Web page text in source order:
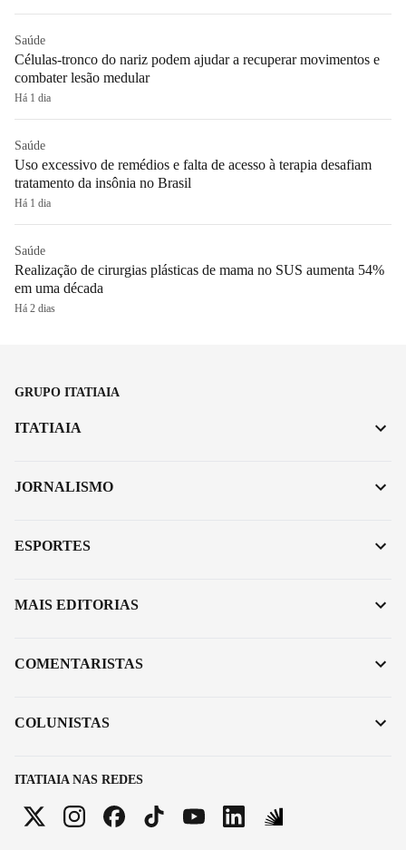
Saúde
Células-tronco do nariz podem ajudar a recuperar movimentos e
combater lesão medular
Há 1 dia
Saúde
Uso excessivo de remédios e falta de acesso à terapia desafiam
tratamento da insônia no Brasil
Há 1 dia
Saúde
Realização de cirurgias plásticas de mama no SUS aumenta 54%
em uma década
Há 2 dias
GRUPO ITATIAIA
ITATIAIA NAS REDES
ITATIAIA
JORNALISMO
ESPORTES
MAIS EDITORIAS
COMENTARISTAS
COLUNISTAS